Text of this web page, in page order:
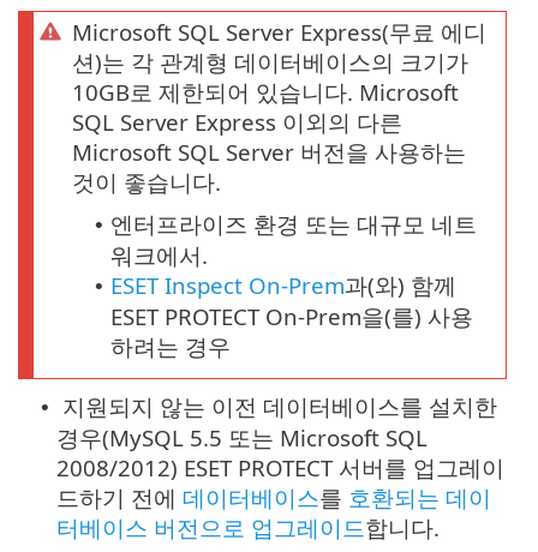
Microsoft SQL Server Express(무료 에디
션)는 각 관계형 데이터베이스의 크기가
10GB로 제한되어 있습니다. Microsoft
SQL Server Express 이외의 다른
Microsoft SQL Server 버전을 사용하는
것이 좋습니다.
• 엔터프라이즈 환경 또는 대규모 네트
워크에서.
• ESET Inspect On-Prem과(와) 함께
ESET PROTECT On-Prem을(를) 사용
하려는 경우
•
지원되지 않는 이전 데이터베이스를 설치한
경우(MySQL 5.5 또는 Microsoft SQL
2008/2012) ESET PROTECT 서버를 업그레이
드하기 전에 데이터베이스를 호환되는 데이
터베이스 버전으로 업그레이드합니다.